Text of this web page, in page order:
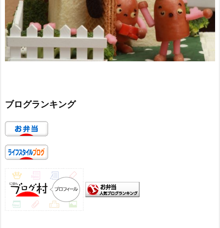
ブログランキング